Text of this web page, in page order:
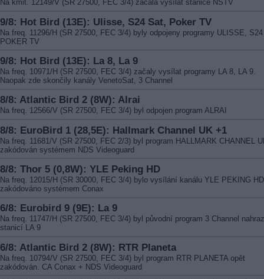
Na kmit. 12149/V (SR 27500, FEC 3/4) začala vysílat stanice NSTV
9/8: Hot Bird (13E): Ulisse, S24 Sat, Poker TV
Na freq. 11296/H (SR 27500, FEC 3/4) byly odpojeny programy ULISSE,
POKER TV
9/8: Hot Bird (13E): La 8, La 9
Na freq. 10971/H (SR 27500, FEC 3/4) začaly vysílat programy LA 8, LA 9.
Naopak zde skončily kanály VenetoSat, 3 Channel
8/8: Atlantic Bird 2 (8W): Alrai
Na freq. 12566/V (SR 27500, FEC 3/4) byl odpojen program ALRAI
8/8: EuroBird 1 (28,5E): Hallmark Channel UK +1
Na freq. 11681/V (SR 27500, FEC 2/3) byl program HALLMARK CHANNEL
zakódován systémem NDS Videoguard
8/8: Thor 5 (0,8W): YLE Peking HD
Na freq. 12015/H (SR 30000, FEC 3/4) bylo vysílání kanálu YLE PEKING HD
zakódováno systémem Conax
6/8: Eurobird 9 (9E): La 9
Na freq. 11747/H (SR 27500, FEC 3/4) byl původní program 3 Channel
stanicí LA 9
6/8: Atlantic Bird 2 (8W): RTR Planeta
Na freq. 10794/V (SR 27500, FEC 3/4) byl program RTR PLANETA opět
zakódován. CA Conax + NDS Videoguard